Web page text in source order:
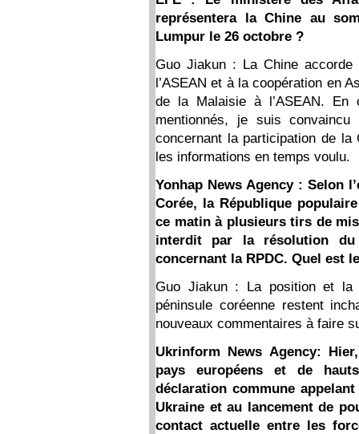
représentera la Chine au
Lumpur le 26 octobre ?
Guo Jiakun : La Chine
l’ASEAN et à la coopération en
de la Malaisie à l’ASEAN.
mentionnés, je suis
concernant la participation de la
les informations en temps voulu.
Yonhap News Agency : Selon
Corée, la République
ce matin à plusieurs tirs de
interdit par la résolution du
concernant la RPDC. Quel est
Guo Jiakun : La position et
péninsule coréenne restent
nouveaux commentaires à faire
Ukrinform News Agency:
pays européens et de
déclaration commune
Ukraine et au lancement de
contact actuelle entre les